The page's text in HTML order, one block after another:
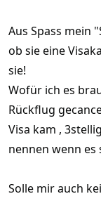
Aus Spass mein
ob sie eine
sie!
Wofür ich es
Rückflug
Visa kam ,
nennen wenn es
Solle mir auch